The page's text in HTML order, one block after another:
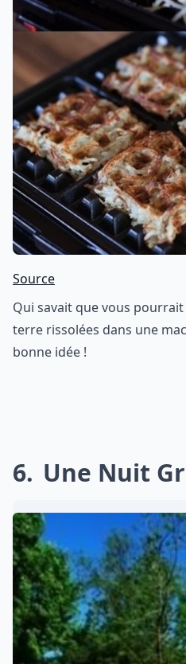
Source
Qui savait que vous
terre rissolées dans une
bonne idée !
6 Une Nuit